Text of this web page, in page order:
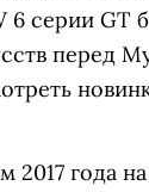
6 серии GT
перед
2017 года